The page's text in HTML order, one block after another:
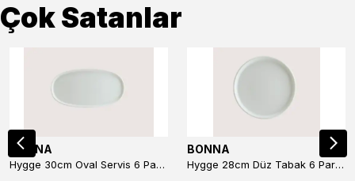
Çok Satanlar
BONNA
Hygge 30cm Oval Servis 6 Parça
BONNA
Hygge 28cm Düz Tabak 6 Parça